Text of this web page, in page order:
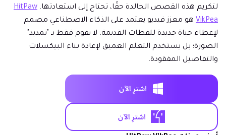
لتكريم هذه القصص الخالدة حقًا، تحتاج إلى استعادتها. HitPaw
VikPea هو معزز فيديو يعتمد على الذكاء الاصطناعي مصمم
لإعطاء حياة جديدة للقطات القديمة. لا يقوم فقط بـ "تمديد"
الصورة؛ بل يستخدم التعلم العميق لإعادة بناء البيكسلات
والتفاصيل المفقودة.